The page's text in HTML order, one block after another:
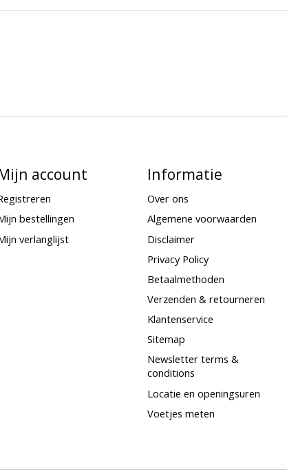
account
bestellingen
verlanglijst
Informatie
Over ons
Algemene voorwaarden
Disclaimer
Privacy Policy
Betaalmethoden
Verzenden & retourneren
Klantenservice
Sitemap
Newsletter terms &
conditions
Locatie en openingsuren
Voetjes meten